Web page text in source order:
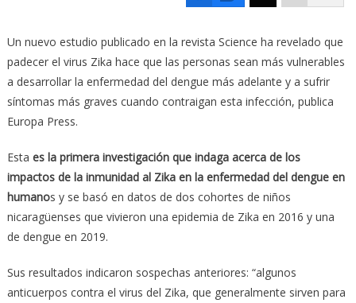
Un nuevo estudio publicado en la revista Science ha revelado que
padecer el virus Zika hace que las personas sean más vulnerables
a desarrollar la enfermedad del dengue más adelante y a sufrir
síntomas más graves cuando contraigan esta infección, publica
Europa Press.
Esta es la primera investigación que indaga acerca de los
impactos de la inmunidad al Zika en la enfermedad del dengue en
humanos y se basó en datos de dos cohortes de niños
nicaragüenses que vivieron una epidemia de Zika en 2016 y una
de dengue en 2019.
Sus resultados indicaron sospechas anteriores: “algunos
anticuerpos contra el virus del Zika, que generalmente sirven para